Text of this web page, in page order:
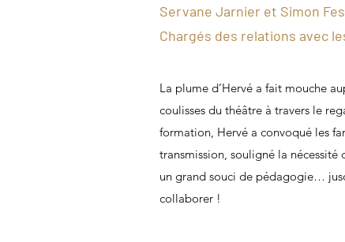
Servane Jarnier et Simon
Chargés des relations avec
La plume d’Hervé a fait mouche
coulisses du théâtre à travers le
formation, Hervé a convoqué les
transmission, souligné la
un grand souci de pédagogie…
collaborer !